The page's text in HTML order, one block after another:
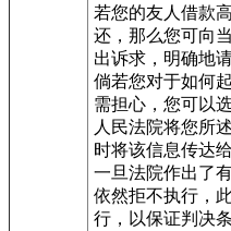
若您的友人借款
还，那么您可向
出诉求，明确地
倘若您对于如何
需担心，您可以
人民法院将您所
时将该信息传达
一旦法院作出了
依然拒不执行，
行，以保证判决